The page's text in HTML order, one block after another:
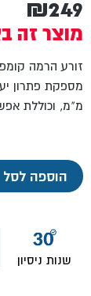
₪249
מוצר זה
מ"מ, וכוללת אפשרות
הוספה לסל
שנות ניסיון